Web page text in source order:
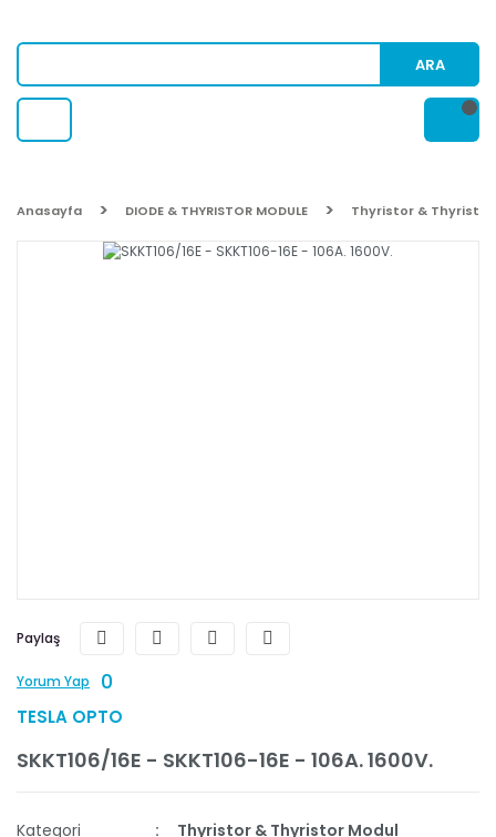
ARA
Anasayfa DIODE & THYRISTOR MODULE Thyristor & Thyristor
Paylaş
Yorum Yap 0
TESLA OPTO
SKKT106/16E - SKKT106-16E - 106A. 1600V.
Kategori
Thyristor & Thyristor Modul